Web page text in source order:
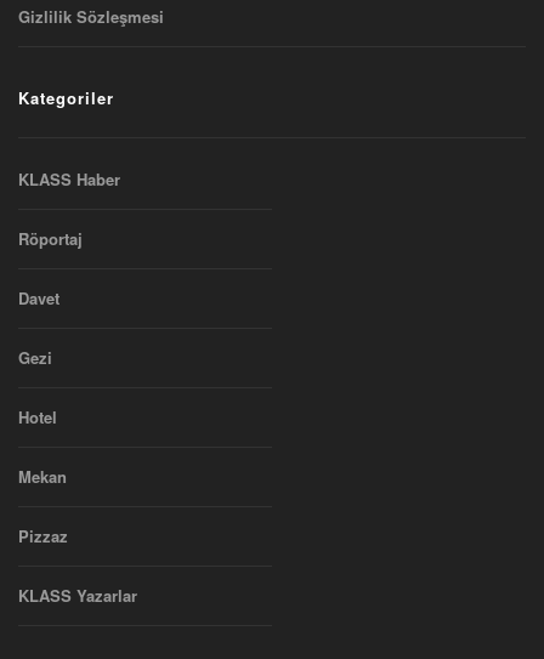
Gizlilik Sözleşmesi
Kategoriler
KLASS Haber
Röportaj
Davet
Gezi
Hotel
Mekan
Pizzaz
KLASS Yazarlar